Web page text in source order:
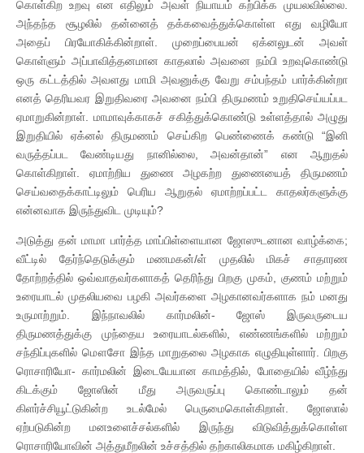
கொள்கிற உறவு என எதிலும் அவள் நியாயம் கற்பிக்க முயலவில்லை.
அந்தந்த சூழலில் தன்னைத் தக்கவைத்துக்கொள்ள எது வழியோ
அதைப் பிரயோகிக்கின்றாள். முறைப்பையன் ஏக்னலுடன் அவள்
கொள்ளும் அப்பாவித்தனமான காதலால் அவனை நம்பி உறவுகொண்டு
ஒரு கட்டத்தில் அவளது மாமி அவனுக்கு வேறு சம்பந்தம் பார்க்கின்றா
எனத் தெரியவர இறுதிவரை அவனை நம்பி திருமணம் உறுதிசெய்யப்பட
ஏமாறுகின்றாள். மாமாவுக்காகச் சகித்துக்கொண்டு உள்ளத்தால் அழுது
இறுதியில் ஏக்னல் திருமணம் செய்கிற பெண்ணைக் கண்டு “இனி
வருத்தப்பட வேண்டியது நானில்லை, அவன்தான்” என ஆறுதல்
கொள்கிறாள். ஏமாற்றிய துணை அழகற்ற துணையைத் திருமணம்
செய்வதைக்காட்டிலும் பெரிய ஆறுதல் ஏமாற்றப்பட்ட காதலர்களுக்கு
என்னவாக இருந்துவிட முடியும்?
அடுத்து தன் மாமா பார்த்த மாப்பிள்ளையான ஜோஸுடனான வாழ்க்கை;
வீட்டில் தேர்ந்தெடுக்கும் மணமகன்/ள் முதலில் மிகச் சாதாரண
தோற்றத்தில் ஒவ்வாதவர்களாகத் தெரிந்து பிறகு முகம், குணம் மற்றும்
உரையாடல் முதலியவை பழகி அவர்களை அழகானவர்களாக நம் மனது
உருமாற்றும். இந்நாவலில் கார்மலின்- ஜோஸ் இருவருடைய
திருமணத்துக்கு முந்தைய உரையாடல்களில், எண்ணங்களில் மற்றும்
சந்திப்புகளில் மௌசோ இந்த மாறுதலை அழகாக எழுதியுள்ளார். பிறகு
ரொசாரியோ- கார்மலின் இடையேயான காமத்தில், போதையில் வீழ்ந்து
கிடக்கும் ஜோஸின் மீது அருவருப்பு கொண்டாலும் தன்
கிளர்ச்சியூட்டுகின்ற உடல்மேல் பெருமைகொள்கிறாள். ஜோஸால்
ஏற்படுகின்ற மனஉளைச்சல்களில் இருந்து விடுவித்துக்கொள்ள
ரொசாரியோவின் அத்துமீறலின் உச்சத்தில் தற்காலிகமாக மகிழ்கிறாள்.